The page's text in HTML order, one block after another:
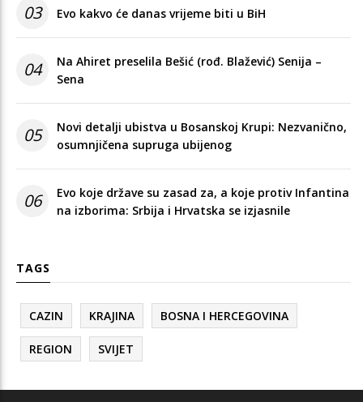
03 Evo kakvo će danas vrijeme biti u BiH
04
Na Ahiret preselila Bešić (rođ. Blažević) Senija –
Sena
05
Novi detalji ubistva u Bosanskoj Krupi: Nezvanično,
osumnjičena supruga ubijenog
06
Evo koje države su zasad za, a koje protiv Infantina
na izborima: Srbija i Hrvatska se izjasnile
TAGS
CAZIN KRAJINA BOSNA I HERCEGOVINA
REGION SVIJET